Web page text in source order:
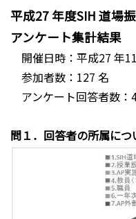
平成27 年度SIH 道場
アンケート集計結果
開催日時：平成27 年
参加者数：127 名
アンケート回答者数：
問１．回答者の所属につ